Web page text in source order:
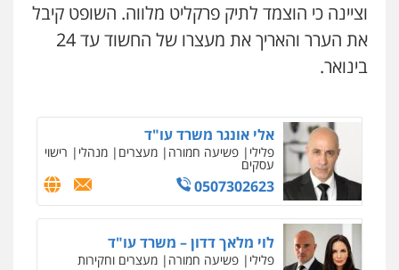
מנשה, אלמוג – עורכי דין
פלילי עבירות תנועה צווארון לבן תעבורה
עו"ד זוהר ארבל
פלילי פשיעה חמורה מעצרים וחקירות
קטינים
0538788878
עו"ד אסף דוק
פלילי עבירות מין סמים והימורים פשיעה
חמורה חקירות ומעצרים צווארון לבן והונאה
וציינה כי הוצמד לתיק פרקליט מלווה. השופט קיבל
את הערר והאריך את מעצרו של החשוד עד 24
בינואר.
עו"ד שגיא אקו
פלילי מעצרים וחקירות סמים עבירות מין
אלי אונגר משרד עו"ד
פלילי פשיעה חמורה מעצרים מנהלי רישוי
עסקים
0507302623
לוי מלאך דדון – משרד עו"ד
פלילי פשיעה חמורה מעצרים וחקירות
ניר קידר – צלם
צילום עורכי דין שירותים מקצועיים לעורכי
דין
0504578527
רונן הלל – מוניטין
מחיקת כתבות מגוגל ודחיקת אזכורים